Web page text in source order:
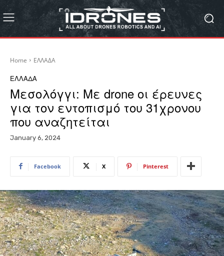
Home ΕΛΛΑΔΑ
ΕΛΛΑΔΑ
Mεσολόγγι: Με drone οι έρευνες
για τον εντοπισμό του 31χρονου
που αναζητείται
January 6, 2024
Facebook X Pinterest